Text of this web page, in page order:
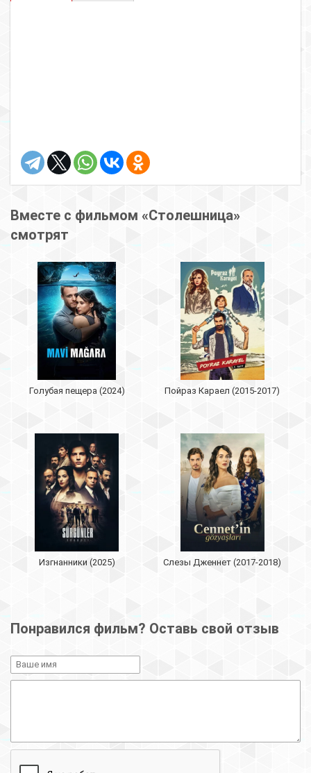
Вместе с фильмом «Столешница»
смотрят
Голубая пещера (2024) Пойраз Караел (2015-2017)
Изгнанники (2025) Слезы Дженнет (2017-2018)
Понравился фильм? Оставь свой отзыв